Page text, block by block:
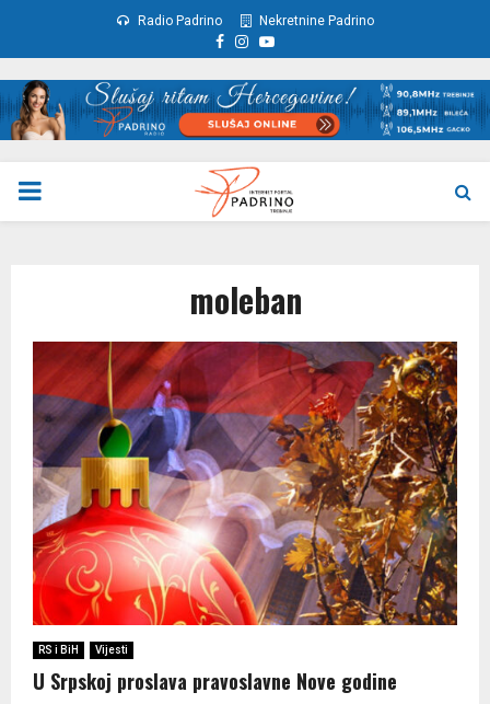
Radio Padrino Nekretnine Padrino
Facebook
Instagram
Youtube
PRIMARY
moleban
RS i BiH Vijesti
U Srpskoj proslava pravoslavne Nove godine